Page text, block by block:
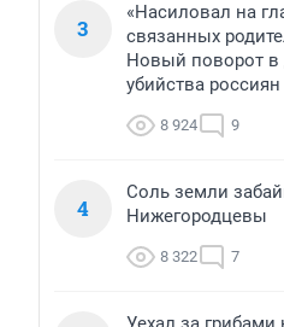
3
«Насиловал на
связанных
Новый поворот в
убийства
8 924 9
4
Соль земли
Нижегородцевы
8 322 7